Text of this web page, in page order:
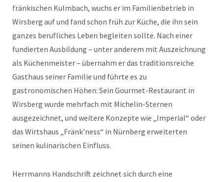
fränkischen Kulmbach, wuchs er im Familienbetrieb in
Wirsberg auf und fand schon früh zur Küche, die ihn sein
ganzes berufliches Leben begleiten sollte. Nach einer
fundierten Ausbildung – unter anderem mit Auszeichnung
als Küchenmeister – übernahm er das traditionsreiche
Gasthaus seiner Familie und führte es zu
gastronomischen Höhen: Sein Gourmet-Restaurant in
Wirsberg wurde mehrfach mit Michelin-Sternen
ausgezeichnet, und weitere Konzepte wie „Imperial“ oder
das Wirtshaus „Fränk’ness“ in Nürnberg erweiterten
seinen kulinarischen Einfluss.
Herrmanns Handschrift zeichnet sich durch eine